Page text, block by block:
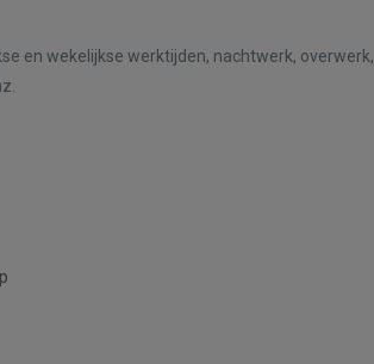
en wekelijkse werktijden, nachtwerk, overwerk,